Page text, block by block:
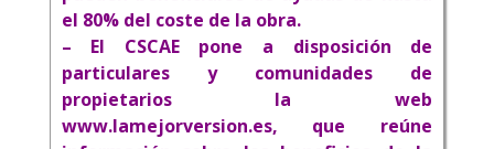
el 80% del coste de la obra.
– El CSCAE pone a disposición de
particulares y comunidades de
propietarios la web
www.lamejorversion.es, que reúne